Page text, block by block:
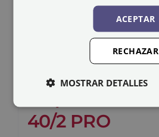
40/2 PRO
ACEPTAR
RECHAZAR
MOSTRAR DETALLES